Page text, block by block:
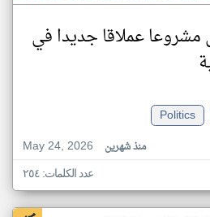
عملاقا جديدا في
Politics
May 24, 2026
منذ شهرين
عدد الكلمات: ٢٥٤